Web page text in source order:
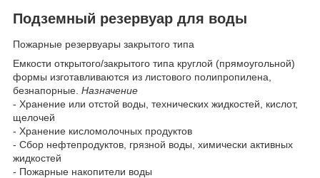
Подземный резервуар для воды
Пожарные резервуары закрытого типа
Емкости открытого/закрытого типа круглой (прямоугольной)
формы изготавливаются из листового полипропилена,
безнапорные. Назначение
- Хранение или отстой воды, технических жидкостей, кислот,
щелочей
- Хранение кисломолочных продуктов
- Сбор нефтепродуктов, грязной воды, химически активных
жидкостей
- Пожарные накопители воды